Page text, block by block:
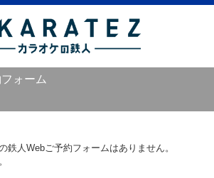
ォーム
鉄人Webご予約フォームはありません。